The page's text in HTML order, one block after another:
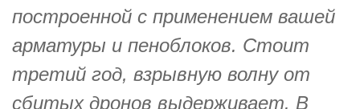
построенной с применением вашей
арматуры и пеноблоков. Стоит
третий год, взрывную волну от
сбитых дронов выдерживает. В